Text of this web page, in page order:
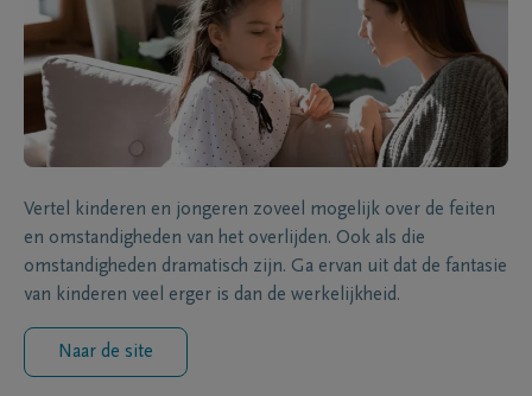
Vertel kinderen en jongeren zoveel mogelijk over de feiten
en omstandigheden van het overlijden. Ook als die
omstandigheden dramatisch zijn. Ga ervan uit dat de fantasie
van kinderen veel erger is dan de werkelijkheid.
Naar de site